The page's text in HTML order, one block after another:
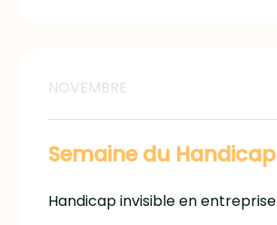
NOVEMBRE
Semaine du Handicap
Handicap invisible en entreprise